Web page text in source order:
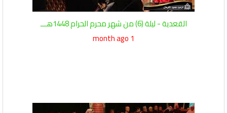
القعدية - ليلة (6) من شهر محرم الحرام 1448هـــ
1 month ago